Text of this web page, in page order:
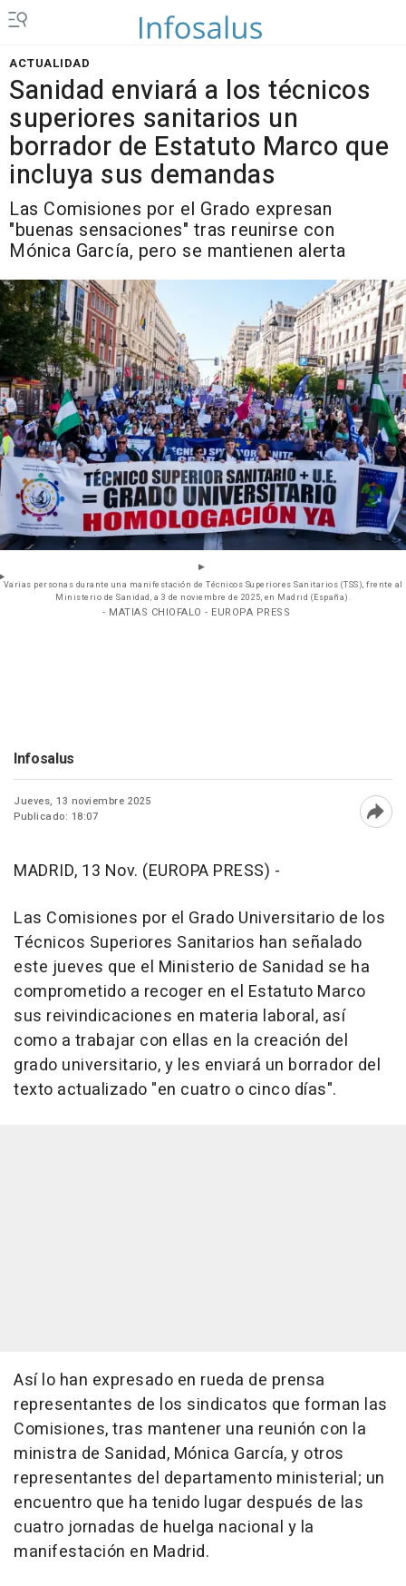
ACTUALIDAD
Sanidad enviará a los técnicos
superiores sanitarios un
borrador de Estatuto Marco que
incluya sus demandas
Las Comisiones por el Grado expresan
"buenas sensaciones" tras reunirse con
Mónica García, pero se mantienen alerta
Varias personas durante una manifestación de Técnicos Superiores Sanitarios (TSS), frente al
Ministerio de Sanidad, a 3 de noviembre de 2025, en Madrid (España).
- MATIAS CHIOFALO - EUROPA PRESS
Infosalus
Jueves, 13 noviembre 2025
Publicado: 18:07
MADRID, 13 Nov. (EUROPA PRESS) -
Las Comisiones por el Grado Universitario de los
Técnicos Superiores Sanitarios han señalado
este jueves que el Ministerio de Sanidad se ha
comprometido a recoger en el Estatuto Marco
sus reivindicaciones en materia laboral, así
como a trabajar con ellas en la creación del
grado universitario, y les enviará un borrador del
texto actualizado "en cuatro o cinco días".
Así lo han expresado en rueda de prensa
representantes de los sindicatos que forman las
Comisiones, tras mantener una reunión con la
ministra de Sanidad, Mónica García, y otros
representantes del departamento ministerial; un
encuentro que ha tenido lugar después de las
cuatro jornadas de huelga nacional y la
manifestación en Madrid.